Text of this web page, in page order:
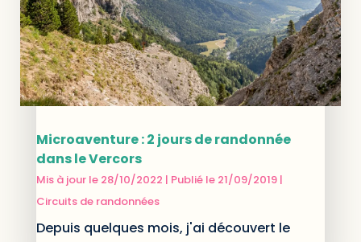
Microaventure : 2 jours de randonnée
dans le Vercors
Mis à jour le 28/10/2022 | Publié le 21/09/2019|
Circuits de randonnées
Depuis quelques mois, j'ai découvert le